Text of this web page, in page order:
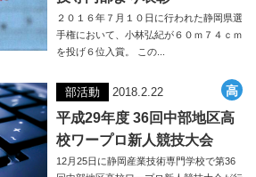
２０１６年７月１０日に行われた静岡県選
手権において、小林弘紀が６０ｍ７４ｃｍ
を投げ６位入賞。 この...
部活動 2018.2.22
平成29年度 36回中部地区高
校ワープロ新人競技大会
12月25日に静岡産業技術専門学校で第36